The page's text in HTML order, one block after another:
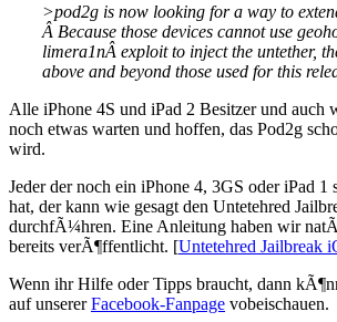
>pod2g is now looking for a way to
Â Because those devices cannot use
limera1nÂ exploit to inject the untether,
above and beyond those used for this
Alle iPhone 4S und iPad 2 Besitzer und auch
noch etwas warten und hoffen, das Pod2g
wird.
Jeder der noch ein iPhone 4, 3GS oder iPad 1
hat, der kann wie gesagt den Untetehred
durchfÃ¼hren. Eine Anleitung haben wir
bereits verÃ¶ffentlicht. [Untetehred Jailbreak
Wenn ihr Hilfe oder Tipps braucht, dann
auf unsererFacebook-Fanpage vobeischauen.